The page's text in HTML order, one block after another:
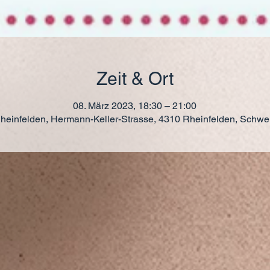
Zeit & Ort
08. März 2023, 18:30 – 21:00
Hermann-Keller-Strasse, 4310 Rheinfelden,